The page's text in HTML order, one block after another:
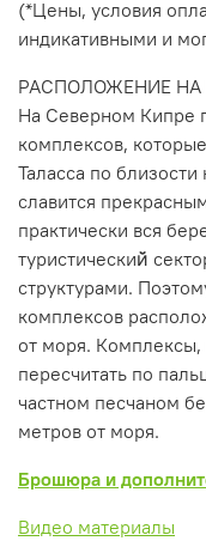
(*Цены, условия
индикативными и
РАСПОЛОЖЕНИЕ НА
На Северном Кипре
комплексов,
Таласса по
славится
практически вся
туристический̆
структурами.
комплексов
от моря.
пересчитать по
частном песчаном
метров от моря.
Брошюра и
Видео материалы